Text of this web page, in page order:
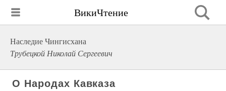
ВикиЧтение
Наследие Чингисхана
Трубецкой Николай Сергеевич
О Народах Кавказа